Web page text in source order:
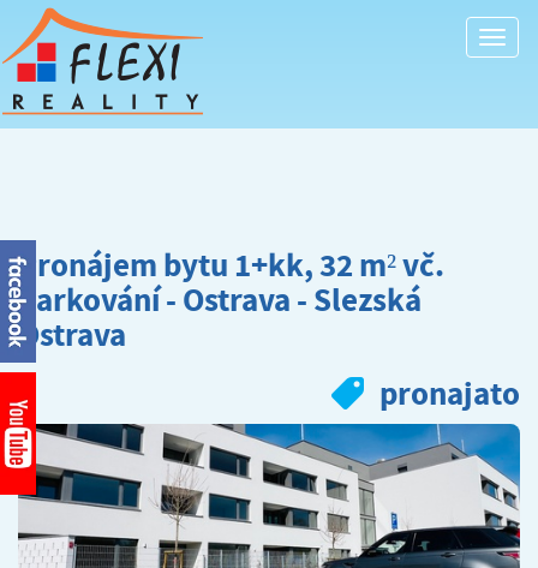
Pronájem bytu 1+kk, 32 m² vč.
parkování - Ostrava - Slezská
Ostrava
pronajato